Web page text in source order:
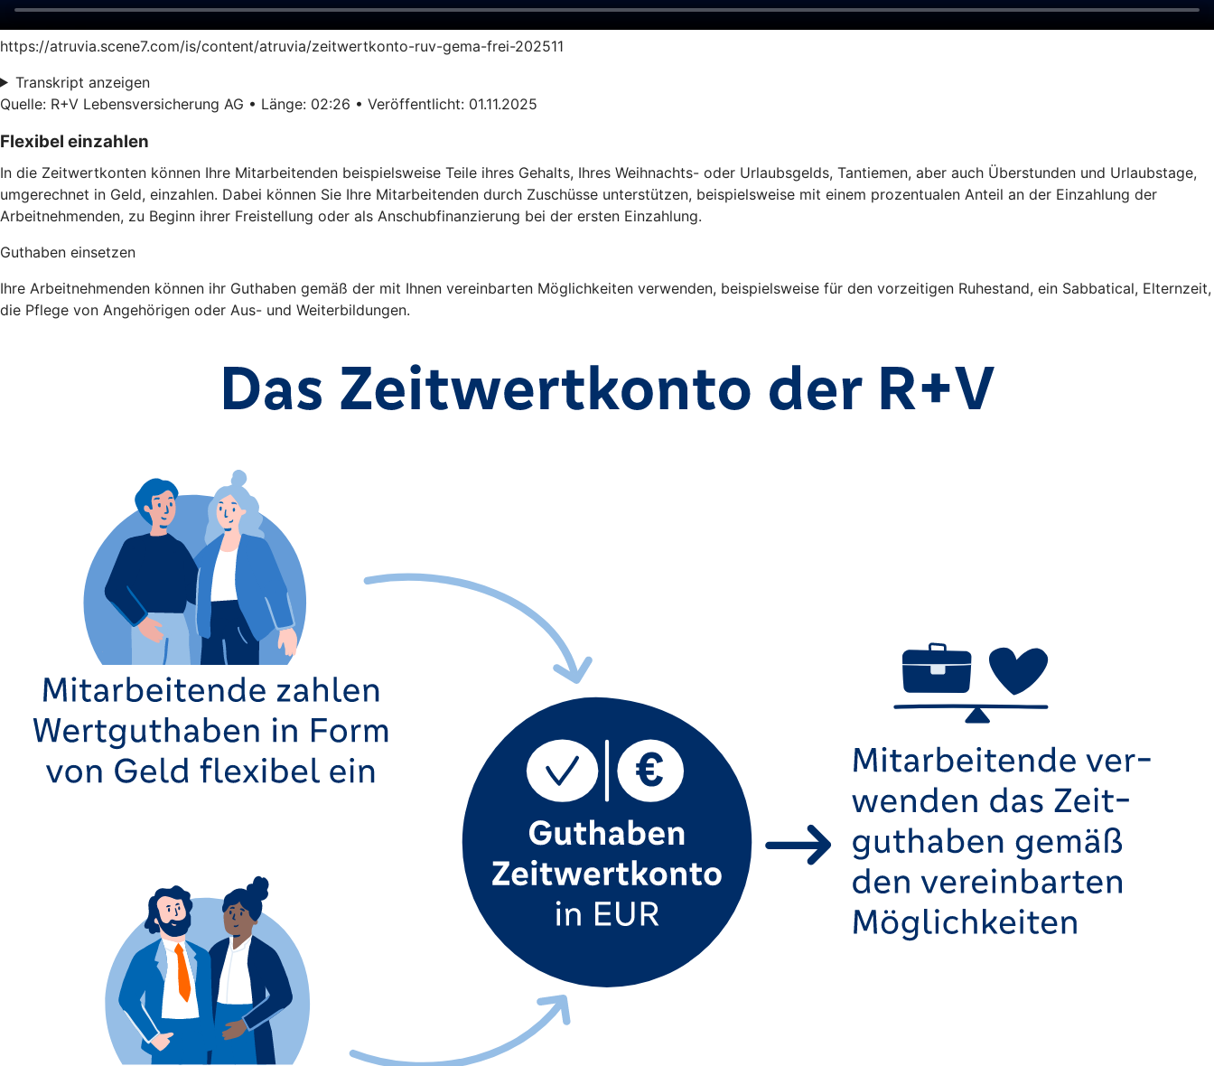
https://atruvia.scene7.com/is/content/atruvia/zeitwertkonto-ruv-gema-frei-202511
Transkript anzeigen
Quelle: R+V Lebensversicherung AG • Länge: 02:26 • Veröffentlicht: 01.11.2025
Flexibel einzahlen
In die Zeitwertkonten können Ihre Mitarbeitenden beispielsweise Teile ihres Gehalts, Ihres Weihnachts- oder Urlaubsgelds, Tantiemen, aber auch Überstunden und Urlaubstage,
umgerechnet in Geld, einzahlen. Dabei können Sie Ihre Mitarbeitenden durch Zuschüsse unterstützen, beispielsweise mit einem prozentualen Anteil an der Einzahlung der
Arbeitnehmenden, zu Beginn ihrer Freistellung oder als Anschubfinanzierung bei der ersten Einzahlung.
Guthaben einsetzen
Ihre Arbeitnehmenden können ihr Guthaben gemäß der mit Ihnen vereinbarten Möglichkeiten verwenden, beispielsweise für den vorzeitigen Ruhestand, ein Sabbatical, Elternzeit,
die Pflege von Angehörigen oder Aus- und Weiterbildungen.